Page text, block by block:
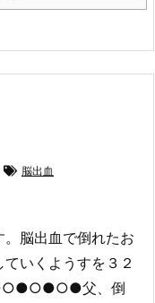
脳出血
脳出血で倒れたお
いくようすを３２
父、倒